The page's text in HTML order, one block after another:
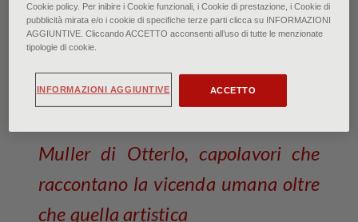
di Francesca Bardi • Gennaio 2023
olandese ripercorsa attraverso i
Muller di Otterlo, capolavori che
raccontano la vicenda umana oltre
che quella artistica
Cookie policy. Per inibire i Cookie funzionali, i Cookie di prestazione, i Cookie di
pubblicità mirata e/o i cookie di specifiche terze parti clicca su INFORMAZIONI
AGGIUNTIVE. Cliccando ACCETTO acconsenti all’uso di tutte le menzionate
tipologie di cookie.
ACCETTO
INFORMAZIONI AGGIUNTIVE